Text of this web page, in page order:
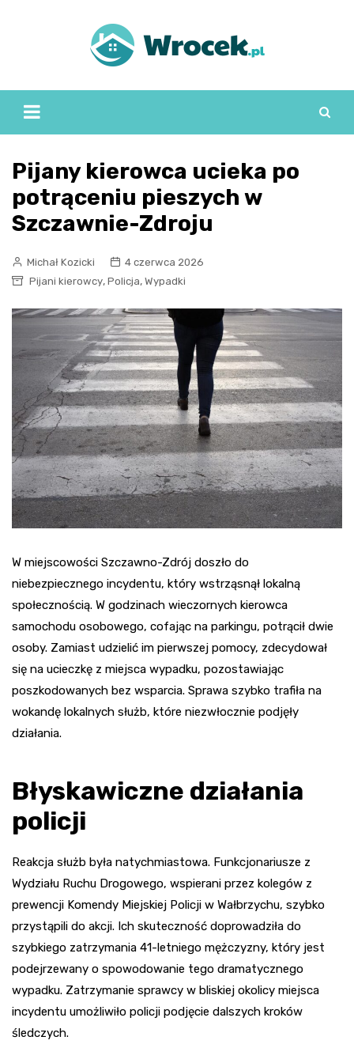
Pijany kierowca ucieka po
potrąceniu pieszych w
Szczawnie-Zdroju
Michał Kozicki
4 czerwca 2026
Pijani kierowcy, Policja, Wypadki
W miejscowości Szczawno-Zdrój doszło do
niebezpiecznego incydentu, który wstrząsnął lokalną
społecznością. W godzinach wieczornych kierowca
samochodu osobowego, cofając na parkingu, potrącił dwie
osoby. Zamiast udzielić im pierwszej pomocy, zdecydował
się na ucieczkę z miejsca wypadku, pozostawiając
poszkodowanych bez wsparcia. Sprawa szybko trafiła na
wokandę lokalnych służb, które niezwłocznie podjęły
działania.
Błyskawiczne działania
policji
Reakcja służb była natychmiastowa. Funkcjonariusze z
Wydziału Ruchu Drogowego, wspierani przez kolegów z
prewencji Komendy Miejskiej Policji w Wałbrzychu, szybko
przystąpili do akcji. Ich skuteczność doprowadziła do
szybkiego zatrzymania 41-letniego mężczyzny, który jest
podejrzewany o spowodowanie tego dramatycznego
wypadku. Zatrzymanie sprawcy w bliskiej okolicy miejsca
incydentu umożliwiło policji podjęcie dalszych kroków
śledczych.